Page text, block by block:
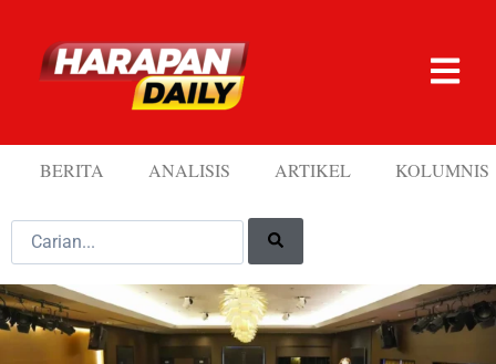
BERITA ANALISIS ARTIKEL KOLUMNIS